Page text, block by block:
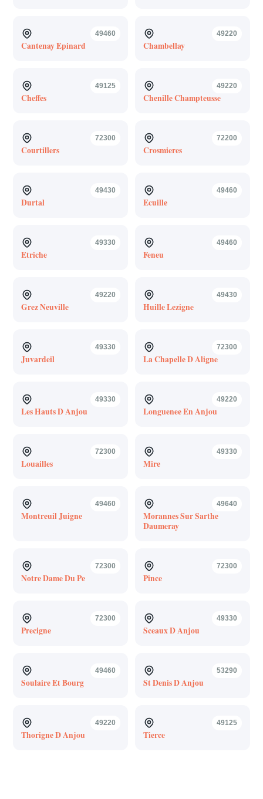
49460
Cantenay Epinard
49220
Chambellay
49125
Cheffes
49220
Chenille Champteusse
72300
Courtillers
72200
Crosmieres
49430
Durtal
49460
Ecuille
49330
Etriche
49460
Feneu
49220
Grez Neuville
49430
Huille Lezigne
49330
Juvardeil
72300
La Chapelle D Aligne
49330
Les Hauts D Anjou
49220
Longuenee En Anjou
72300
Louailles
49330
Mire
49460
Montreuil Juigne
49640
Morannes Sur Sarthe
Daumeray
72300
Notre Dame Du Pe
72300
Pince
72300
Precigne
49330
Sceaux D Anjou
49460
Soulaire Et Bourg
53290
St Denis D Anjou
49220
Thorigne D Anjou
49125
Tierce